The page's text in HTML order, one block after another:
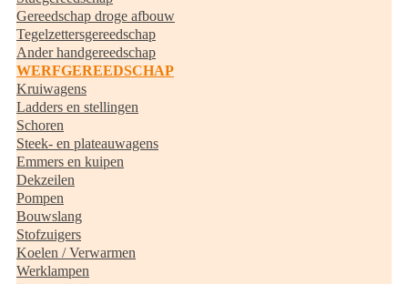
Gereedschap droge afbouw
Tegelzettersgereedschap
Ander handgereedschap
WERFGEREEDSCHAP
Kruiwagens
Ladders en stellingen
Schoren
Steek- en plateauwagens
Emmers en kuipen
Dekzeilen
Pompen
Bouwslang
Stofzuigers
Koelen / Verwarmen
Werklampen